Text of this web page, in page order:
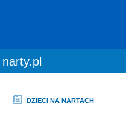
You are here:
narty.pl
DZIECI NA NARTACH